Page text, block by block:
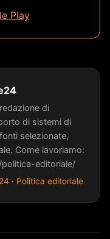
Play
di
di sistemi di
selezionate,
Come lavoriamo:
editoriale/
· Politica editoriale